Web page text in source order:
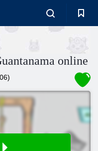
online